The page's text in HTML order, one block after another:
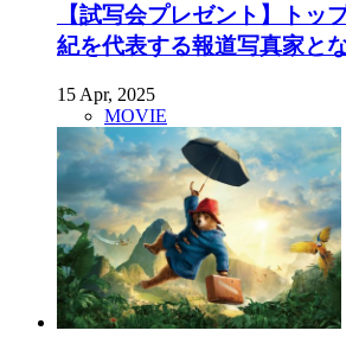
【試写会プレゼント】トッ
紀を代表する報道写真家と
15 Apr, 2025
MOVIE